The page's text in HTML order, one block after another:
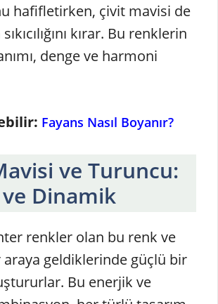
hafifletirken, çivit mavisi de
kırar. Bu renklerin
denge ve harmoni
Fayans Nasıl Boyanır?
ve Turuncu:
Dinamik
renkler olan bu renk ve
geldiklerinde güçlü bir
Bu enerjik ve